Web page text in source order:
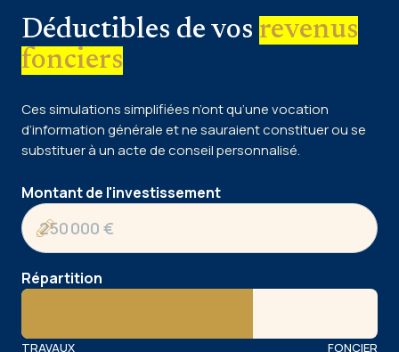
Déductibles de vos revenus
fonciers
Ces simulations simplifiées n’ont qu’une vocation
d’information générale et ne sauraient constituer ou se
substituer à un acte de conseil personnalisé.
Montant de l'investissement
Répartition
TRAVAUX FONCIER